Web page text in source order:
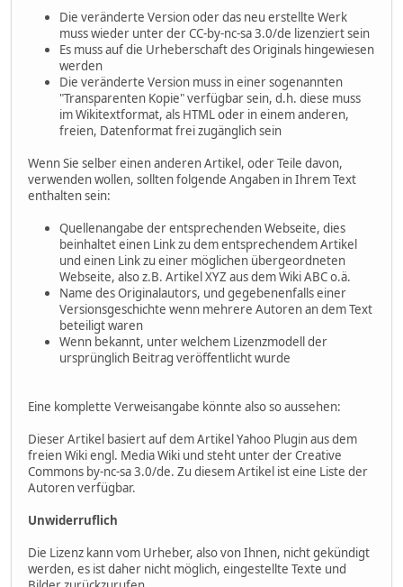
Die veränderte Version oder das neu erstellte Werk
muss wieder unter der CC-by-nc-sa 3.0/de lizenziert sein
Es muss auf die Urheberschaft des Originals hingewiesen
werden
Die veränderte Version muss in einer sogenannten
"Transparenten Kopie" verfügbar sein, d.h. diese muss
im Wikitextformat, als HTML oder in einem anderen,
freien, Datenformat frei zugänglich sein
Wenn Sie selber einen anderen Artikel, oder Teile davon,
verwenden wollen, sollten folgende Angaben in Ihrem Text
enthalten sein:
Quellenangabe der entsprechenden Webseite, dies
beinhaltet einen Link zu dem entsprechendem Artikel
und einen Link zu einer möglichen übergeordneten
Webseite, also z.B. Artikel XYZ aus dem Wiki ABC o.ä.
Name des Originalautors, und gegebenenfalls einer
Versionsgeschichte wenn mehrere Autoren an dem Text
beteiligt waren
Wenn bekannt, unter welchem Lizenzmodell der
ursprünglich Beitrag veröffentlicht wurde
Eine komplette Verweisangabe könnte also so aussehen:
Dieser Artikel basiert auf dem Artikel Yahoo Plugin aus dem
freien Wiki engl. Media Wiki und steht unter der Creative
Commons by-nc-sa 3.0/de. Zu diesem Artikel ist eine Liste der
Autoren verfügbar.
Unwiderruflich
Die Lizenz kann vom Urheber, also von Ihnen, nicht gekündigt
werden, es ist daher nicht möglich, eingestellte Texte und